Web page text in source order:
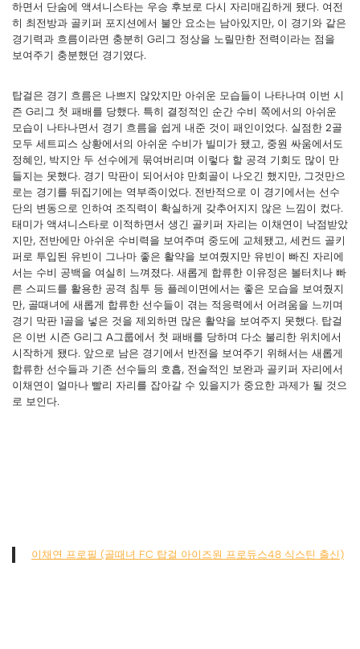
하면서 단숨에 액셔니스타는 우승 후보로 다시 자리매김하게 됐다. 여전
히 최전방과 골키퍼 포지션에서 불안 요소는 남아있지만, 이 경기와 같은
경기력과 흐름이라면 충분히 G리그 정상을 노릴만한 전력이라는 점을
보여주기 충분했던 경기였다.
탑걸은 경기 흐름은 나쁘지 않았지만 아쉬운 모습들이 나타나며 이번 시
즌 G리그 첫 패배를 당했다. 특히 결정적인 순간 수비 쪽에서의 아쉬운
모습이 나타나면서 경기 흐름을 쉽게 내준 것이 패인이었다. 실점한 2골
모두 세트피스 상황에서의 아쉬운 수비가 빌미가 됐고, 중원 싸움에서도
정혜인, 박지안 두 선수에게 묶여버리며 이렇다 할 공격 기회도 많이 만
들지는 못했다. 경기 막판이 되어서야 만회골이 나오긴 했지만, 그것만으
로는 경기를 뒤집기에는 역부족이었다. 전반적으로 이 경기에서는 선수
단의 변동으로 인하여 조직력이 확실하게 갖추어지지 않은 느낌이 컸다.
태미가 액셔니스타로 이적하면서 생긴 골키퍼 자리는 이채연이 낙점받았
지만, 전반에만 아쉬운 수비력을 보여주며 중도에 교체됐고, 세컨드 골키
퍼로 투입된 유빈이 그나마 좋은 활약을 보여줬지만 유빈이 빠진 자리에
서는 수비 공백을 여실히 느껴졌다. 새롭게 합류한 이유정은 볼터치나 빠
른 스피드를 활용한 공격 침투 등 플레이면에서는 좋은 모습을 보여줬지
만, 골때녀에 새롭게 합류한 선수들이 겪는 적응력에서 어려움을 느끼며
경기 막판 1골을 넣은 것을 제외하면 많은 활약을 보여주지 못했다. 탑걸
은 이번 시즌 G리그 A그룹에서 첫 패배를 당하며 다소 불리한 위치에서
시작하게 됐다. 앞으로 남은 경기에서 반전을 보여주기 위해서는 새롭게
합류한 선수들과 기존 선수들의 호흡, 전술적인 보완과 골키퍼 자리에서
이채연이 얼마나 빨리 자리를 잡아갈 수 있을지가 중요한 과제가 될 것으
로 보인다.
이채연 프로필 (골때녀 FC 탑걸 아이즈원 프로듀스48 식스틴 출신)